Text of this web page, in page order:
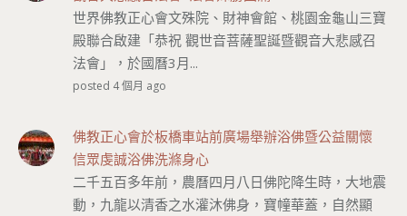
世界佛教正心會文殊院、財神會館、桃園金龜山三寶
殿聯合啟建「恭祝 觀世音菩薩聖誕暨觀音大悲感召
法會」，於國曆3月...
posted 4 個月 ago
佛教正心會於板橋車站前廣場舉辦浴佛暨公益關懷
信眾虔誠浴佛洗滌身心
二千五百多年前，農曆四月八日佛陀降生時，大地震
動，九龍以清香之水灌沐佛身，寶幢華蓋，自然顯